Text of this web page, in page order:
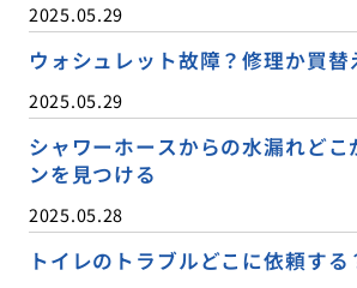
2025.05.29
ウォシュレット故障？修理か買替
2025.05.29
シャワーホースからの水漏れどこ
ンを見つける
2025.05.28
トイレのトラブルどこに依頼す